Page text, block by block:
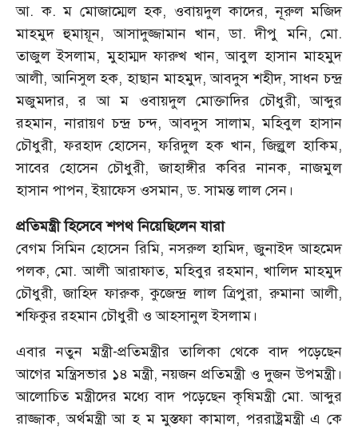
আ. ক. ম মোজাম্মেল হক, ওবায়দুল কাদের, নূরুল মজিদ
মাহমুদ হুমায়ূন, আসাদুজ্জামান খান, ডা. দীপু মনি, মো.
তাজুল ইসলাম, মুহাম্মদ ফারুখ খান, আবুল হাসান মাহমুদ
আলী, আনিসুল হক, হাছান মাহমুদ, আবদুস শহীদ, সাধন চন্দ্র
মজুমদার, র আ ম ওবায়দুল মোক্তাদির চৌধুরী, আব্দুর
রহমান, নারায়ণ চন্দ্র চন্দ, আবদুস সালাম, মহিবুল হাসান
চৌধুরী, ফরহাদ হোসেন, ফরিদুল হক খান, জিল্লুল হাকিম,
সাবের হোসেন চৌধুরী, জাহাঙ্গীর কবির নানক, নাজমুল
হাসান পাপন, ইয়াফেস ওসমান, ড. সামন্ত লাল সেন।
প্রতিমন্ত্রী হিসেবে শপথ নিয়েছিলেন যারা
বেগম সিমিন হোসেন রিমি, নসরুল হামিদ, জুনাইদ আহমেদ
পলক, মো. আলী আরাফাত, মহিবুর রহমান, খালিদ মাহমুদ
চৌধুরী, জাহিদ ফারুক, কুজেন্দ্র লাল ত্রিপুরা, রুমানা আলী,
শফিকুর রহমান চৌধুরী ও আহসানুল ইসলাম।
এবার নতুন মন্ত্রী-প্রতিমন্ত্রীর তালিকা থেকে বাদ পড়েছেন
আগের মন্ত্রিসভার ১৪ মন্ত্রী, নয়জন প্রতিমন্ত্রী ও দুজন উপমন্ত্রী।
আলোচিত মন্ত্রীদের মধ্যে বাদ পড়েছেন কৃষিমন্ত্রী মো. আব্দুর
রাজ্জাক, অর্থমন্ত্রী আ হ ম মুস্তফা কামাল, পররাষ্ট্রমন্ত্রী এ কে